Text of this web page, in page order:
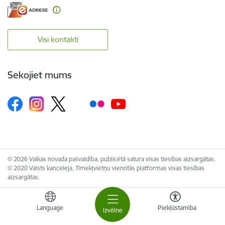
Izvēlne
Language Piekļūstamība
Visi kontakti
Sekojiet mums
© 2026 Valkas novada pašvaldība, publicētā satura visas tiesības aizsargātas.
© 2020 Valsts kanceleja, Tīmekļvietņu vienotās platformas visas tiesības
aizsargātas.